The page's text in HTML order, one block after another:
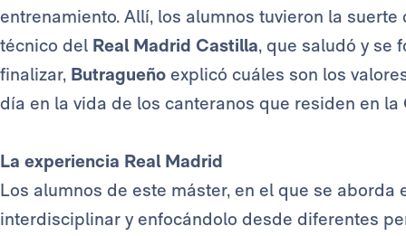
entrenamiento. Allí, los alumnos tuvieron la suerte
técnico del Real Madrid Castilla, que saludó y se
finalizar, Butragueño explicó cuáles son los
día en la vida de los canteranos que residen en la
La experiencia Real Madrid
Los alumnos de este máster, en el que se
interdisciplinar y enfocándolo desde diferentes